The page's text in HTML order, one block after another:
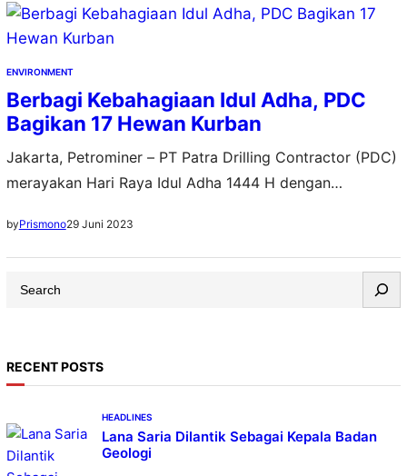
ekor kambing, dan 13 ekor kerbau dibagikan bagi
masyarakat tidak mampu tersebar di seluruh Indonesia.
Direktur…
ENVIRONMENT
Berbagi Kebahagiaan Idul Adha, PDC
Bagikan 17 Hewan Kurban
Jakarta, Petrominer – PT Patra Drilling Contractor (PDC)
merayakan Hari Raya Idul Adha 1444 H dengan
dan 11 ekor kambing ini diberikan kepada masyarakat di
sekitar kantor dan area operasi PDC yang tersebar di
beberapa wilayah Indonesia. Direktur Utama PDC, Faried
Iskandar Dozyn, menjelaskan program ini merupakan…
byPrismono29 Juni 2023
c
RECENT POSTS
HEADLINES
Lana Saria Dilantik Sebagai Kepala Badan
Geologi